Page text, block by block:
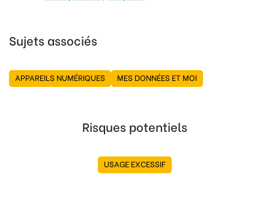
Sujets associés
APPAREILS NUMÉRIQUES MES DONNÉES ET MOI
Risques potentiels
USAGE EXCESSIF